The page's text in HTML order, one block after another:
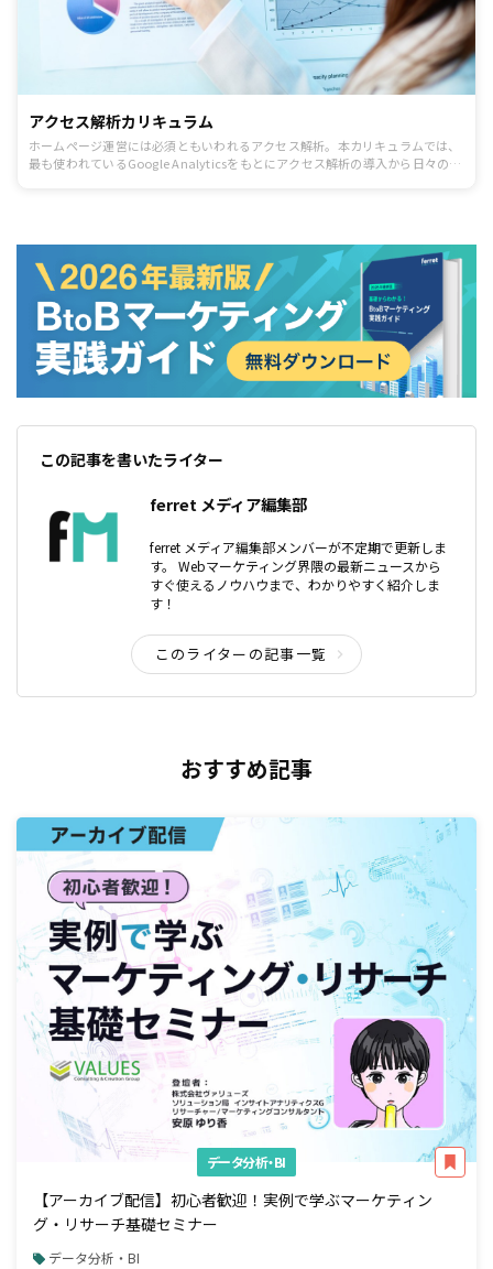
アクセス解析カリキュラム
ホームページ運営には必須ともいわれるアクセス解析。本カリキュラムでは、
最も使われているGoogle Analyticsをもとにアクセス解析の導入から日々の運
この記事を書いたライター
ferret メディア編集部
ferret メディア編集部メンバーが不定期で更新しま
す。 Webマーケティング界隈の最新ニュースから
すぐ使えるノウハウまで、わかりやすく紹介しま
す！
このライターの記事一覧
おすすめ記事
データ分析・BI
【アーカイブ配信】初心者歓迎！実例で学ぶマーケティン
グ・リサーチ基礎セミナー
データ分析・BI